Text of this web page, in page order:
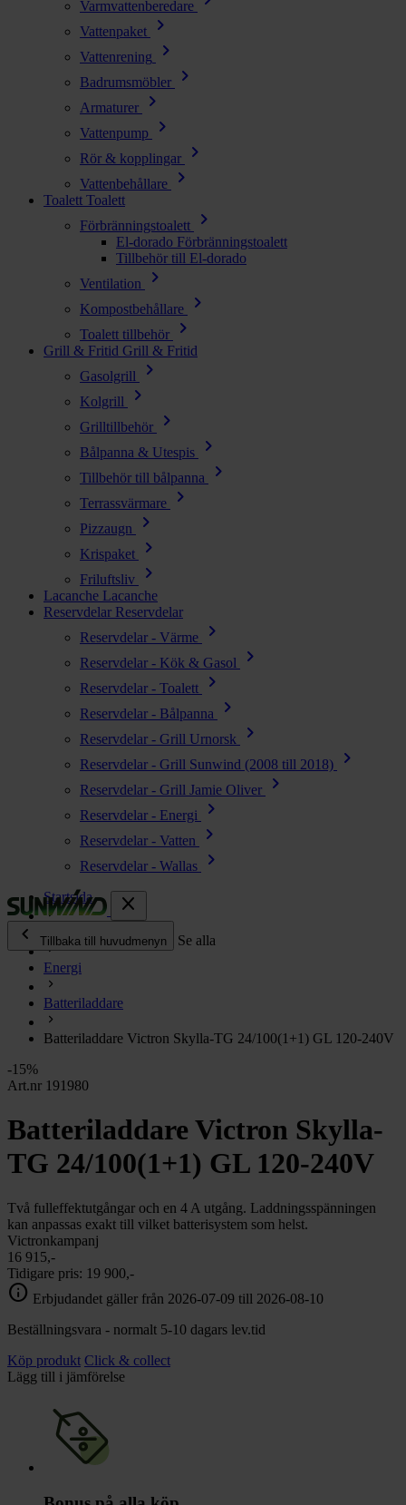
Varmvattenberedare
Vattenpaket chevron_right
Vattenrening chevron_right
Badrumsmöbler chevron_right
Armaturer chevron_right
Vattenpump chevron_right
Rör & kopplingar chevron_right
Vattenbehållare chevron_right
Toalett Toalett
Förbränningstoalett
chevron_right
El-dorado Förbränningstoalett
Tillbehör till El-dorado
Ventilation
chevron_right
Kompostbehållare chevron_right
Toalett tillbehör chevron_right
Grill & Fritid Grill & Fritid
Gasolgrill
chevron_right
Kolgrill chevron_right
Grilltillbehör chevron_right
Bålpanna & Utespis chevron_right
Tillbehör till bålpanna chevron_right
Terrassvärmare chevron_right
Pizzaugn chevron_right
Krispaket chevron_right
Friluftsliv chevron_right
Lacanche Lacanche
Reservdelar Reservdelar
Reservdelar - Värme
chevron_right
Reservdelar - Kök & Gasol chevron_right
Reservdelar - Toalett chevron_right
Reservdelar - Bålpanna chevron_right
Reservdelar - Grill Urnorsk chevron_right
Reservdelar - Grill Sunwind (2008 till 2018) chevron_right
Reservdelar - Grill Jamie Oliver chevron_right
Reservdelar - Energi chevron_right
Reservdelar - Vatten chevron_right
Reservdelar - Wallas
chevron_right
close
chevron_left
Tillbaka till huvudmenyn Se alla
Energi
Kök & Gasol chevron_right
Värme chevron_right
Grill & Fritid chevron_right
Lacanche
chevron_right
Startsida
Energi
Batteriladdare
Batteriladdare Victron Skylla-TG 24/100(1+1) GL 120-240V
-15%
Art.nr 191980
Batteriladdare Victron Skylla-
TG 24/100(1+1) GL 120-240V
Två fulleffektutgångar och en 4 A utgång. Laddningsspänningen
kan anpassas exakt till vilket batterisystem som helst.
Victronkampanj
16 915,-
Tidigare pris: 19 900,-
info Erbjudandet gäller från 2026-07-09 till 2026-08-10
Beställningsvara - normalt 5-10 dagars lev.tid
Köp produkt Click & collect
Lägg till i jämförelse